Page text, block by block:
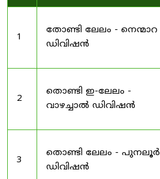
1
തോണ്ടി ലേലം - നെന്മാറ
ഡിവിഷൻ
2
തൊണ്ടി ഇ-ലേലം -
വാഴച്ചാൽ ഡിവിഷൻ
3
തൊണ്ടി ലേലം - പുനലൂർ
ഡിവിഷൻ